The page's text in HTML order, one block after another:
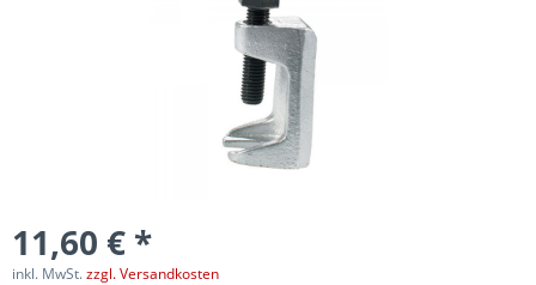
11,60 € *
inkl. MwSt.zzgl. Versandkosten